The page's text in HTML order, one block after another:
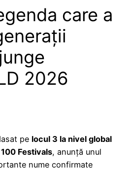
care a
2026
pe locul 3 la nivel global
Festivals, anunță unul
nume confirmate